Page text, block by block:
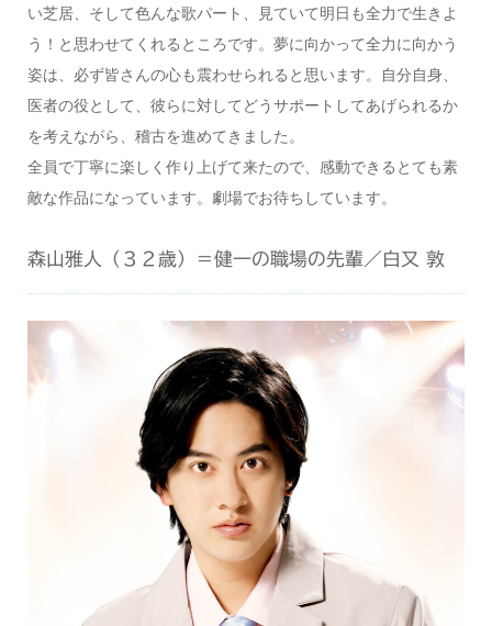
い芝居、そして色んな歌パート、見ていて明日も全力で生きよ
う！と思わせてくれるところです。夢に向かって全力に向かう
姿は、必ず皆さんの心も震わせられると思います。自分自身、
医者の役として、彼らに対してどうサポートしてあげられるか
を考えながら、稽古を進めてきました。
全員で丁寧に楽しく作り上げて来たので、感動できるとても素
敵な作品になっています。劇場でお待ちしています。
森山雅人（３２歳）＝健一の職場の先輩／白又 敦